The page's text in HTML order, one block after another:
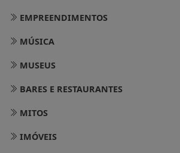
EMPREENDIMENTOS
MÚSICA
MUSEUS
BARES E RESTAURANTES
MITOS
IMÓVEIS